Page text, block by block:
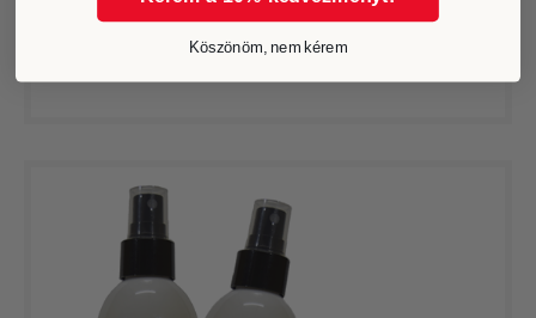
Köszönöm, nem kérem